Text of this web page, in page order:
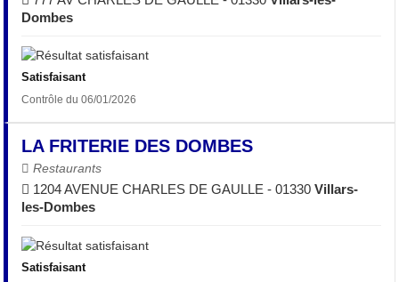
Dombes
Satisfaisant
Contrôle du 06/01/2026
LA FRITERIE DES DOMBES
Restaurants
1204 AVENUE CHARLES DE GAULLE - 01330Villars-
les-Dombes
Satisfaisant